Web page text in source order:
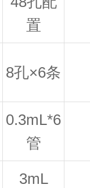
置
8孔×6条
0.3mL*6
管
3mL